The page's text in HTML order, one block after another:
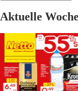
Aktuelle